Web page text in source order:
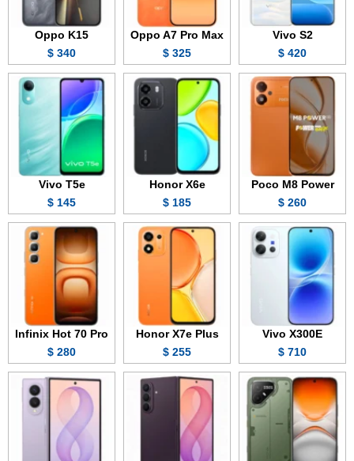
Vivo S2
420 $
Oppo A7 Pro Max
325 $
Oppo K15
340 $
Poco M8 Power
260 $
Honor X6e
185 $
Vivo T5e
145 $
Vivo X300E
710 $
Honor X7e Plus
255 $
Infinix Hot 70 Pro
280 $